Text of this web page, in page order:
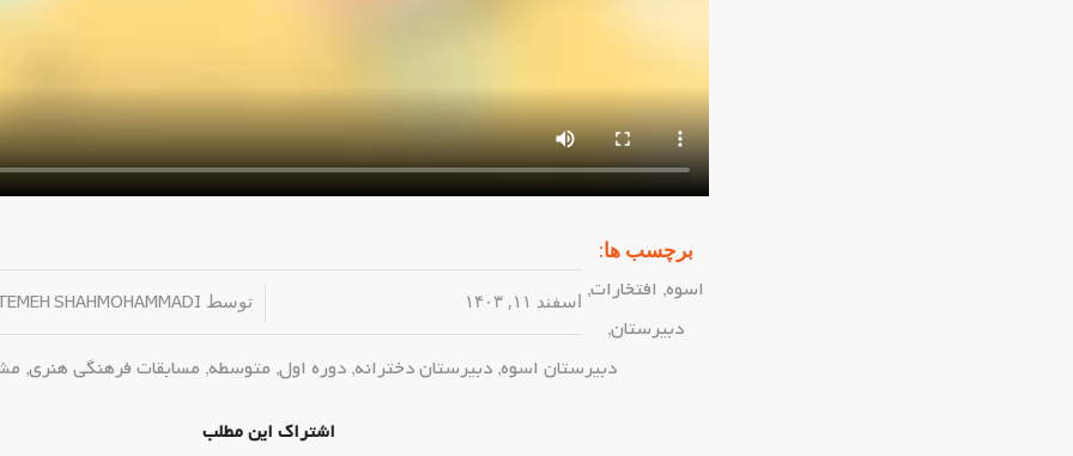
اسفند ۱۱, ۱۴۰۳ توسط SHAHMOHAMMADI
برچسب ها:
اسوه, افتخارات,
دبیرستان,
دبیرستان اسوه,دبیرستان دخترانه,دوره اول, متوسطه, مسابقات فرهنگی هنری,
اشتراک این مطلب